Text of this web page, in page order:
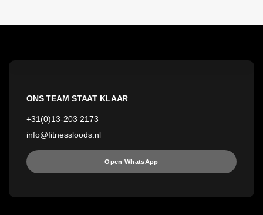
ONS TEAM STAAT KLAAR
+31(0)13-203 2173
info@fitnessloods.nl
Open WhatsApp